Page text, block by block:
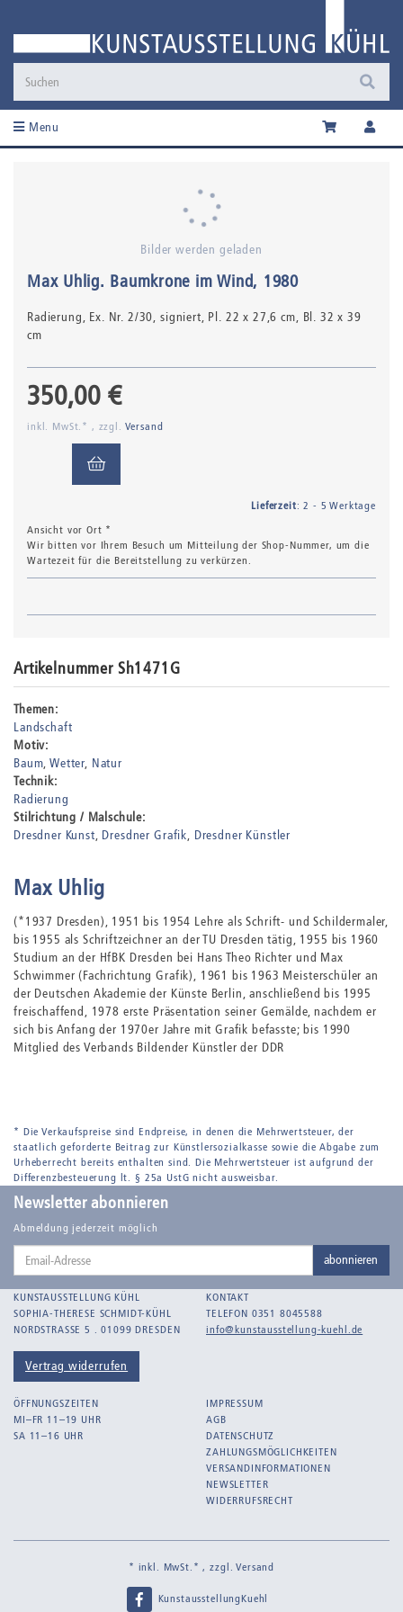
Menu
Bilder werden geladen
Max Uhlig. Baumkrone im Wind, 1980
Radierung, Ex. Nr. 2/30, signiert, Pl. 22 x 27,6 cm, Bl. 32 x 39
cm
350,00 €
inkl. MwSt.* , zzgl. Versand
Lieferzeit: 2 - 5 Werktage
Ansicht vor Ort *
Wir bitten vor Ihrem Besuch um Mitteilung der Shop-Nummer, um die
Wartezeit für die Bereitstellung zu verkürzen.
Artikelnummer Sh1471G
Themen:
Landschaft
Motiv:
Baum Wetter Natur
Technik:
Radierung
Stilrichtung / Malschule:
Dresdner Kunst Dresdner Grafik Dresdner Künstler
Max Uhlig
(*1937 Dresden), 1951 bis 1954 Lehre als Schrift- und Schildermaler,
bis 1955 als Schriftzeichner an der TU Dresden tätig, 1955 bis 1960
Studium an der HfBK Dresden bei Hans Theo Richter und Max
Schwimmer (Fachrichtung Grafik), 1961 bis 1963 Meisterschüler an
der Deutschen Akademie der Künste Berlin, anschließend bis 1995
freischaffend, 1978 erste Präsentation seiner Gemälde, nachdem er
sich bis Anfang der 1970er Jahre mit Grafik befasste; bis 1990
Mitglied des Verbands Bildender Künstler der DDR
* Die Verkaufspreise sind Endpreise, in denen die Mehrwertsteuer, der
staatlich geforderte Beitrag zur Künstlersozialkasse sowie die Abgabe zum
Urheberrecht bereits enthalten sind. Die Mehrwertsteuer ist aufgrund der
Differenzbesteuerung lt. § 25a UstG nicht ausweisbar.
Newsletter abonnieren
Abmeldung jederzeit möglich
Email-
abonnieren
KUNSTAUSSTELLUNG KÜHL
SOPHIA-THERESE SCHMIDT-KÜHL
NORDSTRASSE 5 . 01099 DRESDEN
Vertrag widerrufen
KONTAKT
TELEFON 0351 8045588
info@kunstausstellung-kuehl.de
ÖFFNUNGSZEITEN
MI–FR 11–19 UHR
SA 11–16 UHR
IMPRESSUM
AGB
DATENSCHUTZ
ZAHLUNGSMÖGLICHKEITEN
VERSANDINFORMATIONEN
NEWSLETTER
WIDERRUFSRECHT
* inkl. MwSt.* , zzgl.Versand
KunstausstellungKuehl